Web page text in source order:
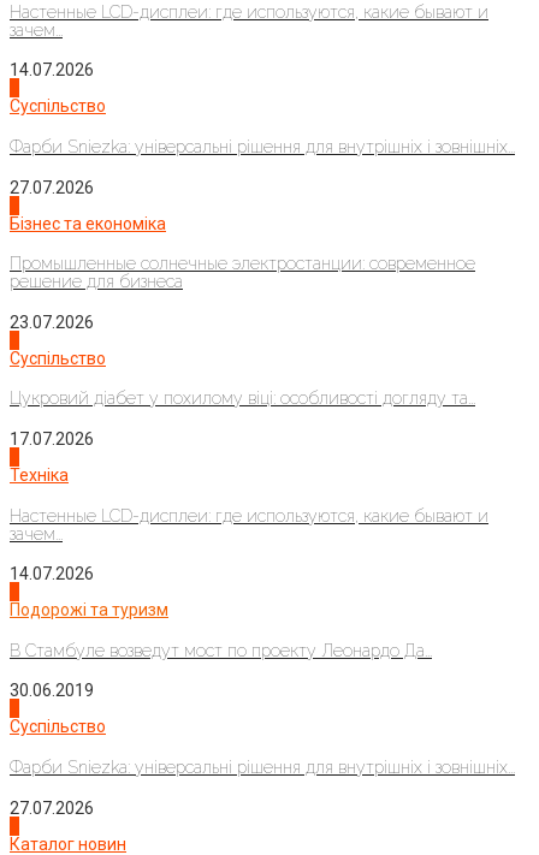
Настенные LCD-дисплеи: где используются, какие бывают и
зачем...
14.07.2026
Суспільство
Фарби Sniezka: універсальні рішення для внутрішніх і зовнішніх...
27.07.2026
Бізнес та економіка
Промышленные солнечные электростанции: современное
решение для бизнеса
23.07.2026
Суспільство
Цукровий діабет у похилому віці: особливості догляду та...
17.07.2026
Техніка
Настенные LCD-дисплеи: где используются, какие бывают и
зачем...
14.07.2026
Подорожі та туризм
В Стамбуле возведут мост по проекту Леонардо Да...
30.06.2019
Суспільство
Фарби Sniezka: універсальні рішення для внутрішніх і зовнішніх...
27.07.2026
Каталог новин